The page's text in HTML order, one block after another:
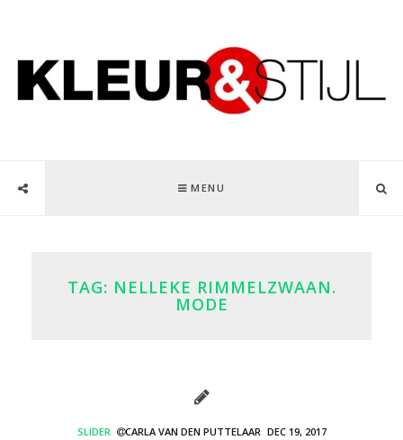
MENU
TAG: NELLEKE RIMMELZWAAN.
MODE
SLIDER CARLA VAN DEN PUTTELAAR DEC 19, 2017